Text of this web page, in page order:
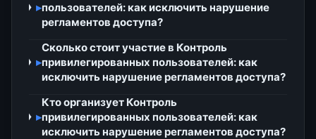
▸пользователей: как исключить нарушение
регламентов доступа?
▸
Сколько стоит участие в Контроль
привилегированных пользователей: как
исключить нарушение регламентов доступа?
▸
Кто организует Контроль
привилегированных пользователей: как
исключить нарушение регламентов доступа?